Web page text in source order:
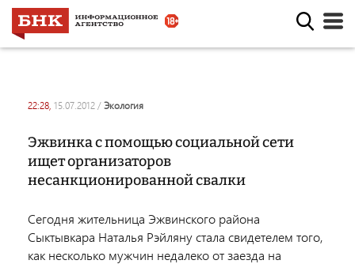
22:28, 15.07.2012 / экология
Эжвинка с помощью социальной сети
ищет организаторов
несанкционированной свалки
Сегодня жительница Эжвинского района
Сыктывкара Наталья Рэйляну стала свидетелем того,
как несколько мужчин недалеко от заезда на